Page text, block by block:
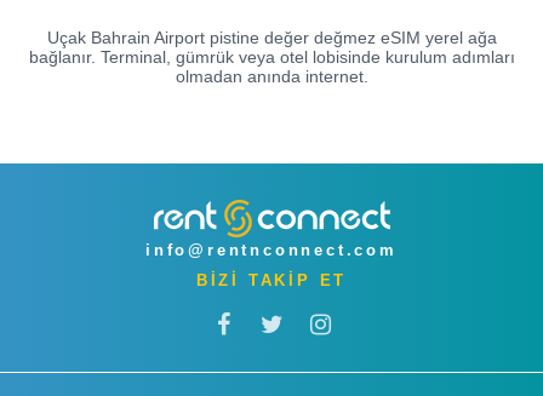
Uçak Bahrain Airport pistine değer değmez eSIM yerel ağa
bağlanır. Terminal, gümrük veya otel lobisinde kurulum adımları
olmadan anında internet.
info@rentnconnect.com
BİZİ TAKİP ET